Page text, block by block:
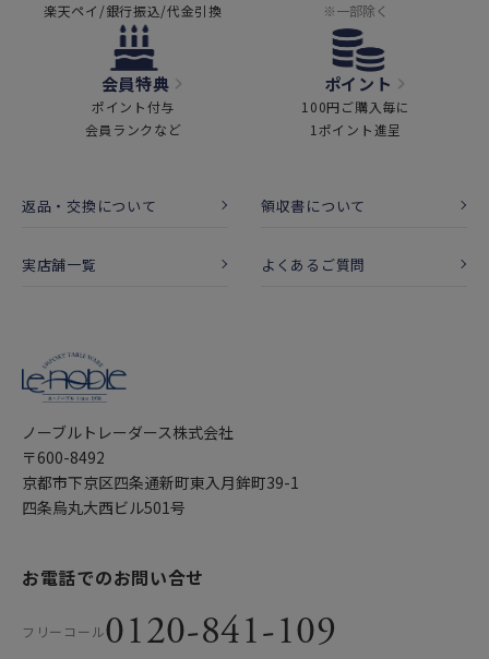
楽天ペイ/銀行振込/代金引換
※一部除く
会員特典
ポイント付与
会員ランクなど
ポイント
100円ご購入毎に
1ポイント進呈
返品・交換について 領収書について
実店舗一覧 よくあるご質問
ノーブルトレーダース株式会社
〒600-8492
京都市下京区四条通新町東入月鉾町39-1
四条烏丸大西ビル501号
お電話でのお問い合せ
フリーコール0120-841-109